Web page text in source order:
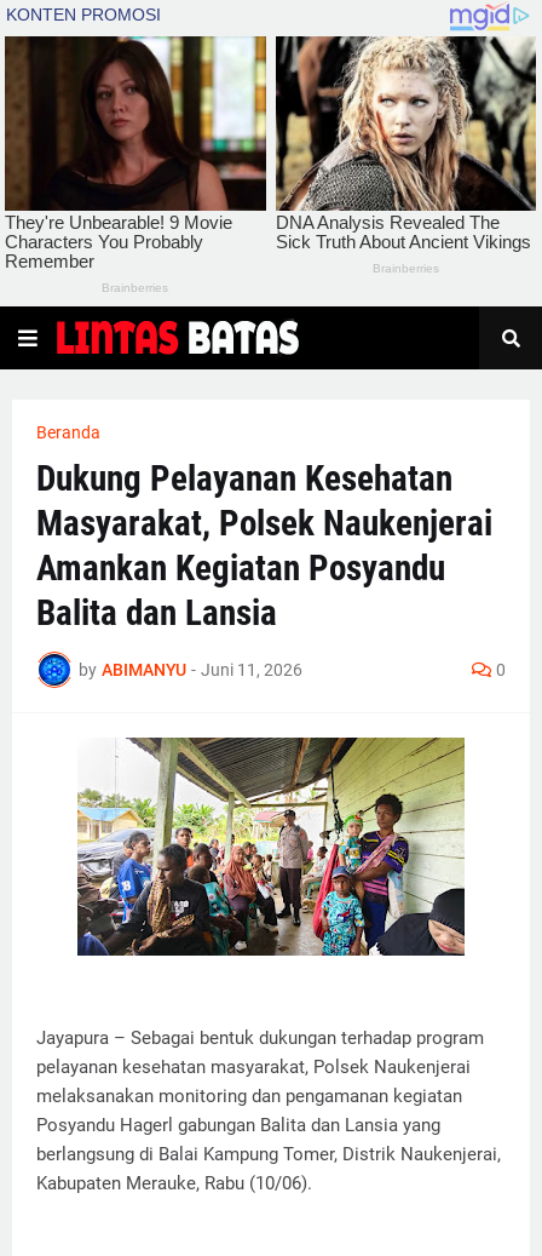
Beranda
Dukung Pelayanan Kesehatan
Masyarakat, Polsek Naukenjerai
Amankan Kegiatan Posyandu
Balita dan Lansia
by ABIMANYU - Juni 11, 2026 0
Jayapura – Sebagai bentuk dukungan terhadap program
pelayanan kesehatan masyarakat, Polsek Naukenjerai
melaksanakan monitoring dan pengamanan kegiatan
Posyandu Hagerl gabungan Balita dan Lansia yang
berlangsung di Balai Kampung Tomer, Distrik Naukenjerai,
Kabupaten Merauke, Rabu (10/06).